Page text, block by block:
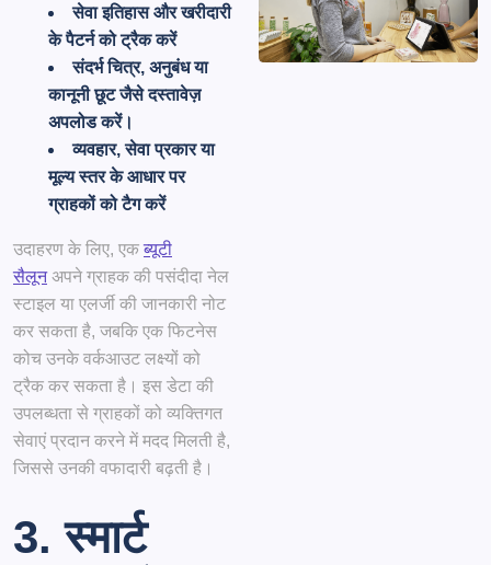
सेवा इतिहास और खरीदारी
के पैटर्न को ट्रैक करें
संदर्भ चित्र, अनुबंध या
कानूनी छूट जैसे दस्तावेज़
अपलोड करें।
व्यवहार, सेवा प्रकार या
मूल्य स्तर के आधार पर
ग्राहकों को टैग करें
उदाहरण के लिए, एक ब्यूटी
सैलूनअपने ग्राहक की पसंदीदा नेल
स्टाइल या एलर्जी की जानकारी नोट
कर सकता है, जबकि एक फिटनेस
कोच उनके वर्कआउट लक्ष्यों को
ट्रैक कर सकता है। इस डेटा की
उपलब्धता से ग्राहकों को व्यक्तिगत
सेवाएं प्रदान करने में मदद मिलती है,
जिससे उनकी वफादारी बढ़ती है।
3. स्मार्ट